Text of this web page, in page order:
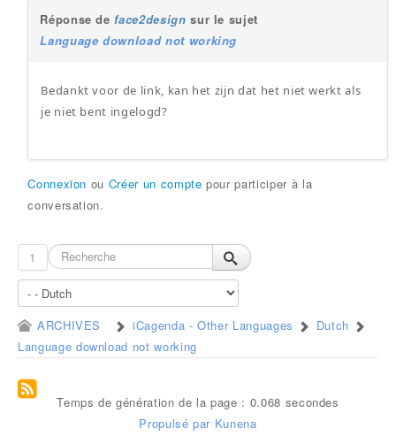
Réponse deface2design sur le sujet
Language download not working
Bedankt voor de link, kan het zijn dat het niet werkt als
je niet bent ingelogd?
Connexion ou Créer un compte pour participer à la
conversation.
1
ARCHIVES iCagenda - Other Languages
Dutch
Language download not working
Temps de génération de la page : 0.068 secondes
Propulsé par Kunena